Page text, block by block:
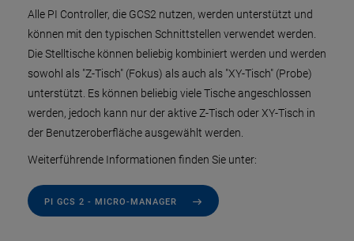
Alle PI Controller, die GCS2 nutzen, werden unterstützt und
können mit den typischen Schnittstellen verwendet werden.
Die Stelltische können beliebig kombiniert werden und werden
sowohl als "Z-Tisch" (Fokus) als auch als "XY-Tisch" (Probe)
unterstützt. Es können beliebig viele Tische angeschlossen
werden, jedoch kann nur der aktive Z-Tisch oder XY-Tisch in
der Benutzeroberfläche ausgewählt werden.
Weiterführende Informationen finden Sie unter:
PI GCS 2 - MICRO-MANAGER